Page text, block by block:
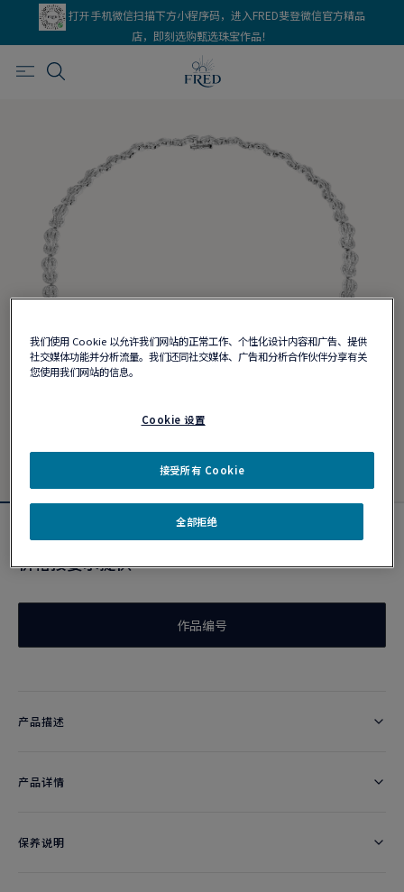
打开手机微信扫描下方小程序码，进入FRED斐登微信官方精品
店，即刻选购甄选珠宝作品！
Chance Infinie Crazy 8项链
价格按要求提供
作品编号
产品描述
产品详情
保养说明
我们使用 Cookie 以允许我们网站的正常工作、个性化设计内容和广告、提供
社交媒体功能并分析流量。我们还同社交媒体、广告和分析合作伙伴分享有关
您使用我们网站的信息。
Cookie 设置
全部拒绝
接受所有 Cookie